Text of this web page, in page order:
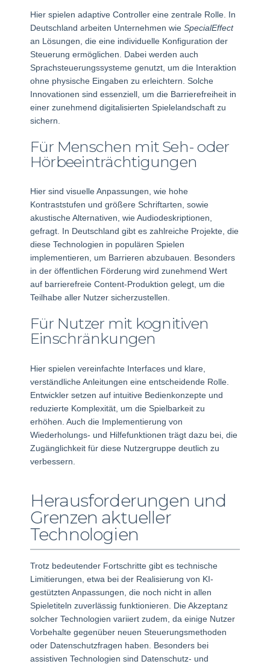
Hier spielen adaptive Controller eine zentrale Rolle. In
Deutschland arbeiten Unternehmen wie SpecialEffect
an Lösungen, die eine individuelle Konfiguration der
Steuerung ermöglichen. Dabei werden auch
Sprachsteuerungssysteme genutzt, um die Interaktion
ohne physische Eingaben zu erleichtern. Solche
Innovationen sind essenziell, um die Barrierefreiheit in
einer zunehmend digitalisierten Spielelandschaft zu
sichern.
Für Menschen mit Seh- oder
Hörbeeinträchtigungen
Hier sind visuelle Anpassungen, wie hohe
Kontraststufen und größere Schriftarten, sowie
akustische Alternativen, wie Audiodeskriptionen,
gefragt. In Deutschland gibt es zahlreiche Projekte, die
diese Technologien in populären Spielen
implementieren, um Barrieren abzubauen. Besonders
in der öffentlichen Förderung wird zunehmend Wert
auf barrierefreie Content-Produktion gelegt, um die
Teilhabe aller Nutzer sicherzustellen.
Für Nutzer mit kognitiven
Einschränkungen
Hier spielen vereinfachte Interfaces und klare,
verständliche Anleitungen eine entscheidende Rolle.
Entwickler setzen auf intuitive Bedienkonzepte und
reduzierte Komplexität, um die Spielbarkeit zu
erhöhen. Auch die Implementierung von
Wiederholungs- und Hilfefunktionen trägt dazu bei, die
Zugänglichkeit für diese Nutzergruppe deutlich zu
verbessern.
Herausforderungen und
Grenzen aktueller
Technologien
Trotz bedeutender Fortschritte gibt es technische
Limitierungen, etwa bei der Realisierung von KI-
gestützten Anpassungen, die noch nicht in allen
Spieletiteln zuverlässig funktionieren. Die Akzeptanz
solcher Technologien variiert zudem, da einige Nutzer
Vorbehalte gegenüber neuen Steuerungsmethoden
oder Datenschutzfragen haben. Besonders bei
assistiven Technologien sind Datenschutz- und